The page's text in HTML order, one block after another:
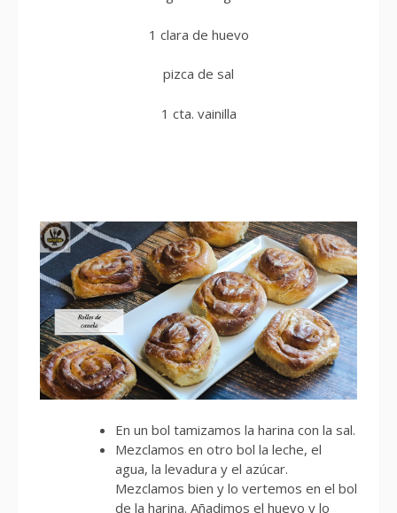
1 clara de huevo
pizca de sal
1 cta. vainilla
En un bol tamizamos la harina con la sal.
Mezclamos en otro bol la leche, el
agua, la levadura y el azúcar.
Mezclamos bien y lo vertemos en el bol
de la harina. Añadimos el huevo y lo